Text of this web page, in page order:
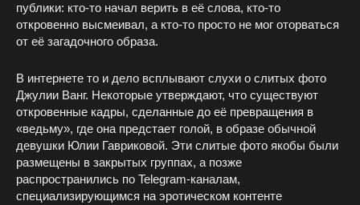
публики: кто-то начал верить в её слова, кто-то
откровенно высмеивал, а кто-то просто не мог оторваться
от её загадочного образа.
В интернете то и дело всплывают слухи о слитых фото
Джулии Ванг. Некоторые утверждают, что существуют
откровенные кадры, сделанные до её превращения в
«ведьму», где она предстает голой, в образе обычной
девушки Юлии Гавриковой. Эти слитые фото якобы были
размещены в закрытых группах, а позже
распространились по Telegram-каналам,
специализирующимся на эротическом контенте